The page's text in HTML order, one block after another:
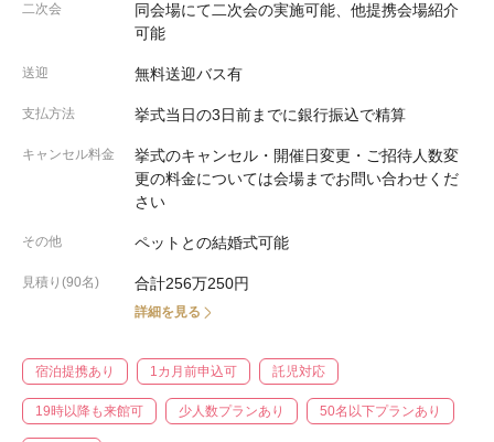
二次会
同会場にて二次会の実施可能、他提携会場紹介
可能
送迎 無料送迎バス有
支払方法 挙式当日の3日前までに銀行振込で精算
キャンセル料金
挙式のキャンセル・開催日変更・ご招待人数変
更の料金については会場までお問い合わせくだ
さい
その他 ペットとの結婚式可能
見積り(90名) 合計256万250円
詳細を見る
宿泊提携あり 1カ月前申込可 託児対応
19時以降も来館可 少人数プランあり 50名以下プランあり